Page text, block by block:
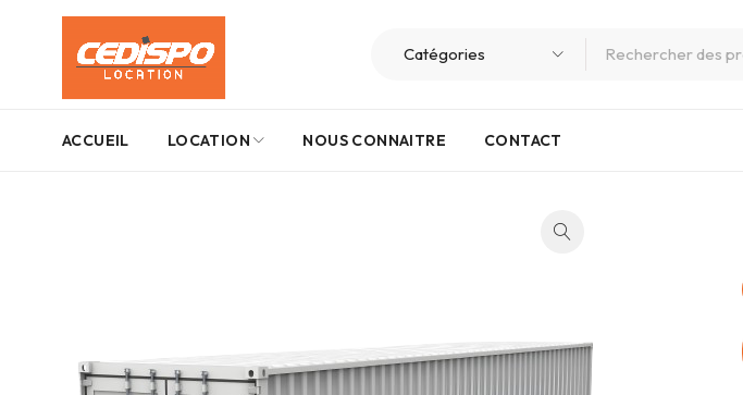
ACCUEIL LOCATION NOUS CONNAITRE CONTACT